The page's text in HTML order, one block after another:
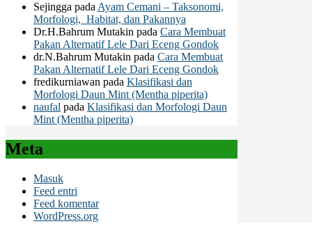
Sejingga pada Ayam Cemani – Taksonomi,
Morfologi, Habitat, dan Pakannya
Dr.H.Bahrum Mutakin pada Cara Membuat
Pakan Alternatif Lele Dari Eceng Gondok
dr.N.Bahrum Mutakin pada Cara Membuat
Pakan Alternatif Lele Dari Eceng Gondok
fredikurniawan pada Klasifikasi dan
Morfologi Daun Mint (Mentha piperita)
naufal pada Klasifikasi dan Morfologi Daun
Mint (Mentha piperita)
Meta
Masuk
Feed entri
Feed komentar
WordPress.org